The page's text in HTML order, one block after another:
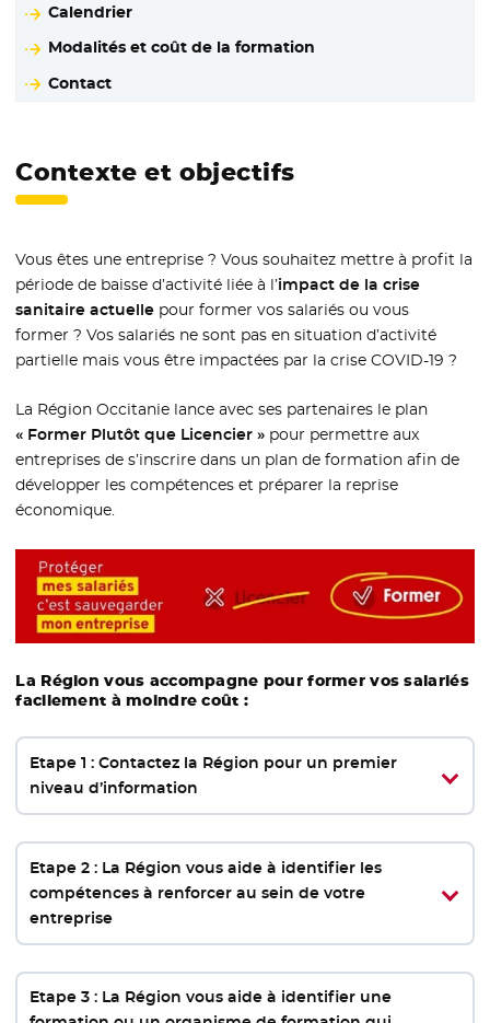
Calendrier
Modalités et coût de la formation
Contact
Contexte et objectifs
Vous êtes une entreprise ? Vous souhaitez mettre à profit la
période de baisse d’activité liée à l’impact de la crise
sanitaire actuelle pour former vos salariés ou vous
former ? Vos salariés ne sont pas en situation d’activité
partielle mais vous être impactées par la crise COVID-19 ?
La Région Occitanie lance avec ses partenaires le plan
« Former Plutôt que Licencier » pour permettre aux
entreprises de s’inscrire dans un plan de formation afin de
développer les compétences et préparer la reprise
économique.
La Région vous accompagne pour former vos salariés
facilement à moindre coût :
Etape 1 : Contactez la Région pour un premier
niveau d’information
Etape 2 : La Région vous aide à identifier les
compétences à renforcer au sein de votre
entreprise
Etape 3 : La Région vous aide à identifier une